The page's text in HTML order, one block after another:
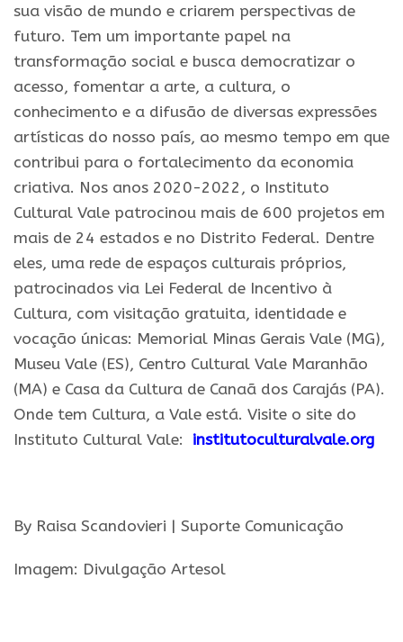
sua visão de mundo e criarem perspectivas de
futuro. Tem um importante papel na
transformação social e busca democratizar o
acesso, fomentar a arte, a cultura, o
conhecimento e a difusão de diversas expressões
artísticas do nosso país, ao mesmo tempo em que
contribui para o fortalecimento da economia
criativa. Nos anos 2020-2022, o Instituto
Cultural Vale patrocinou mais de 600 projetos em
mais de 24 estados e no Distrito Federal. Dentre
eles, uma rede de espaços culturais próprios,
patrocinados via Lei Federal de Incentivo à
Cultura, com visitação gratuita, identidade e
vocação únicas: Memorial Minas Gerais Vale (MG),
Museu Vale (ES), Centro Cultural Vale Maranhão
(MA) e Casa da Cultura de Canaã dos Carajás (PA).
Onde tem Cultura, a Vale está. Visite o site do
Instituto Cultural Vale:
institutoculturalvale.org
By Raisa Scandovieri | Suporte Comunicação
Imagem: Divulgação Artesol